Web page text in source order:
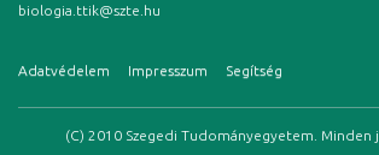
biologia.ttik@szte.hu
Adatvédelem Impresszum Segítség
(C) 2010 Szegedi Tudományegyetem. Minden